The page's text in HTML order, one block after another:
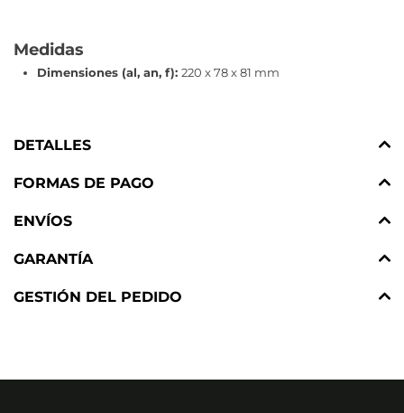
Medidas
Dimensiones (al, an, f): 220 x 78 x 81 mm
DETALLES
FORMAS DE PAGO
ENVÍOS
GARANTÍA
GESTIÓN DEL PEDIDO